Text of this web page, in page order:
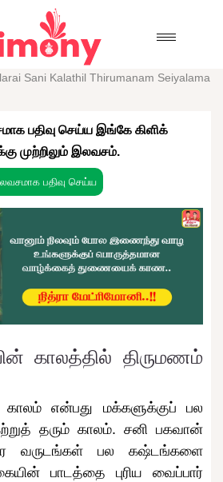
Sani Kalathil Thirumanam Seiyalama
பதிவு செய்ய இங்கே கிளிக்
முற்றிலும் இலவசம்.
பதிவு செய்ய
காலத்தில் திருமணம்
என்பது மக்களுக்குப் பல
தரும் காலம். சனி பகவான்
வருடங்கள் பல கஷ்டங்களை
பாடத்தை புரிய வைப்பார்